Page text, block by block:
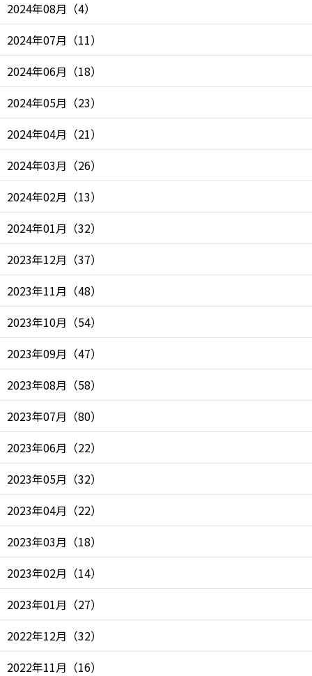
2024年08月 （4）
2024年07月 （11）
2024年06月 （18）
2024年05月 （23）
2024年04月 （21）
2024年03月 （26）
2024年02月 （13）
2024年01月 （32）
2023年12月 （37）
2023年11月 （48）
2023年10月 （54）
2023年09月 （47）
2023年08月 （58）
2023年07月 （80）
2023年06月 （22）
2023年05月 （32）
2023年04月 （22）
2023年03月 （18）
2023年02月 （14）
2023年01月 （27）
2022年12月 （32）
2022年11月 （16）